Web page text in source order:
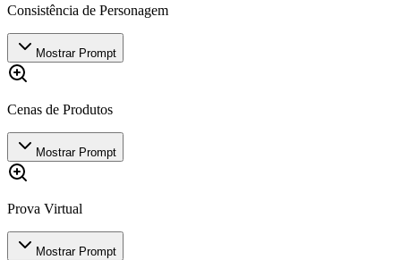
Consistência de Personagem
Mostrar Prompt
Cenas de Produtos
Mostrar Prompt
Prova Virtual
Mostrar Prompt